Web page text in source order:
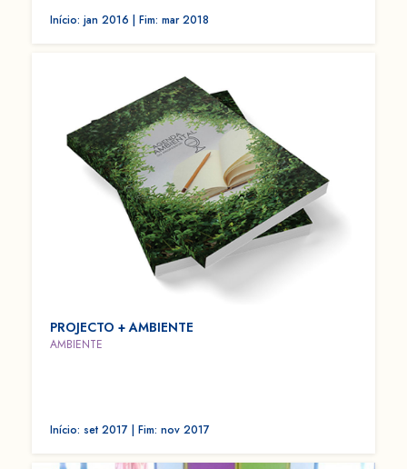
Início: jan 2016 | Fim: mar 2018
PROJECTO + AMBIENTE
AMBIENTE
Início: set 2017 | Fim: nov 2017